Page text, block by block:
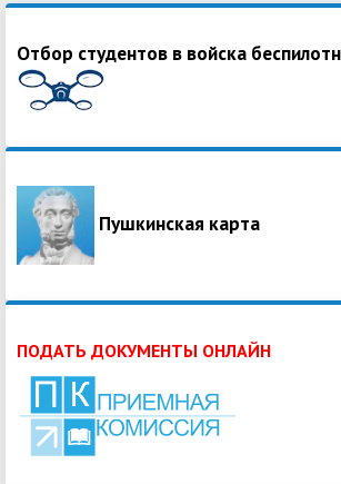
Отбор студентов в войска
Пушкинская карта
ПОДАТЬ ДОКУМЕНТЫ ОНЛАЙН